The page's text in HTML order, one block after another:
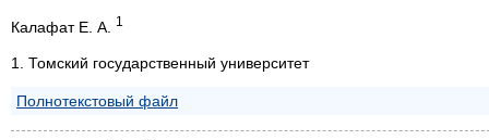
Калафат Е. А. 1
1. Томский государственный университет
Полнотекстовый файл